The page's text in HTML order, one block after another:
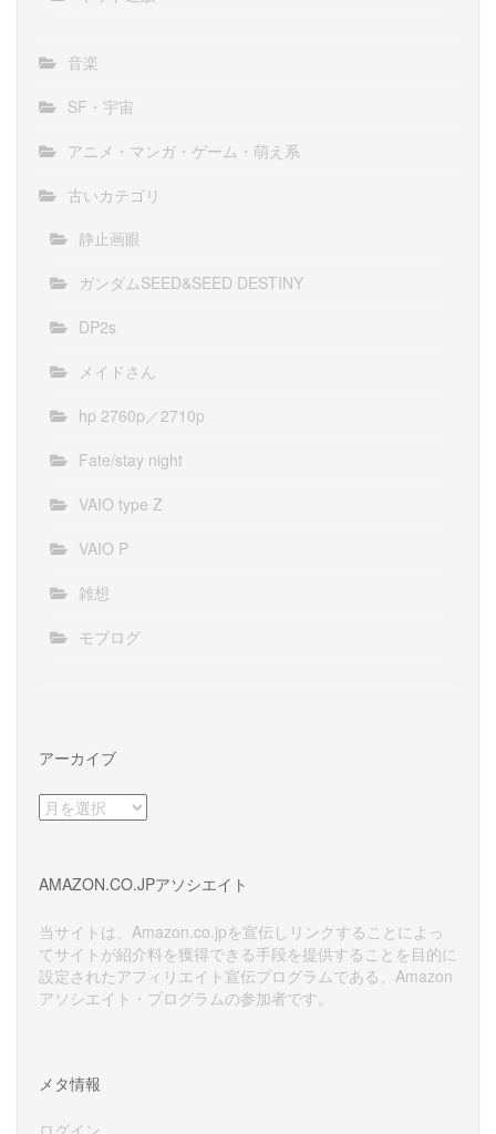
音楽
SF・宇宙
アニメ・マンガ・ゲーム・萌え系
古いカテゴリ
静止画眼
ガンダムSEED&SEED DESTINY
DP2s
メイドさん
hp 2760p／2710p
Fate/stay night
VAIO type Z
VAIO P
雑想
モブログ
アーカイブ
ア
ー
ブ
AMAZON.CO.JPアソシエイト
当サイトは、Amazon.co.jpを宣伝しリンクすることによっ
てサイトが紹介料を獲得できる手段を提供することを目的に
設定されたアフィリエイト宣伝プログラムである、Amazon
アソシエイト・プログラムの参加者です。
メタ情報